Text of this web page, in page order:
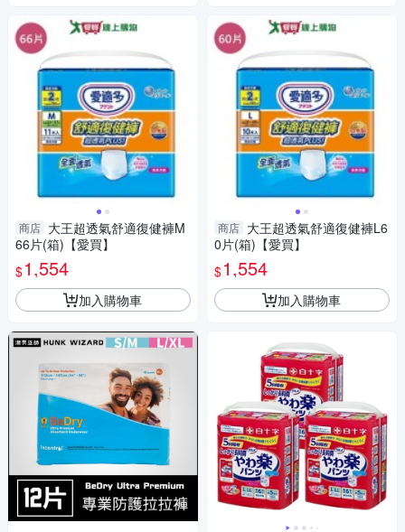
商店 大王超透氣舒適復健褲M
66片(箱)【愛買】
$1,554
加入購物車
商店 大王超透氣舒適復健褲L6
0片(箱)【愛買】
$1,554
加入購物車